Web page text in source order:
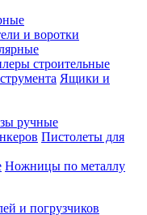
и воротки
строительные
Ящики и
ручные
Пистолеты для
Ножницы по металлу